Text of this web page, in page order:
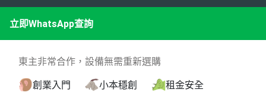
立即WhatsApp查詢
東主非常合作，設備無需重新選購
創業入門
小本穩創 租金安全